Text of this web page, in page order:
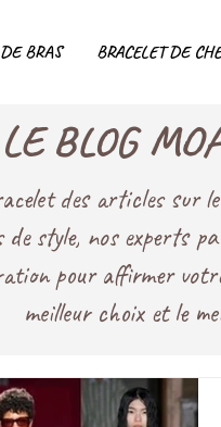
BRAS BRACELET DE
LE BLOG
des articles sur
style, nos experts
pour affirmer
meilleur choix et le